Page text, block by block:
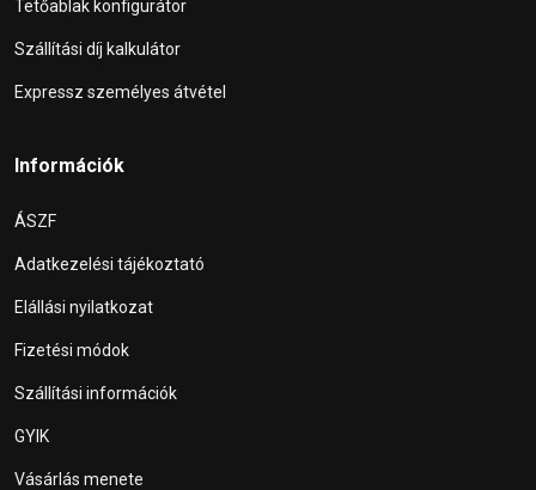
Tetőablak konfigurátor
Szállítási díj kalkulátor
Expressz személyes átvétel
Információk
ÁSZF
Adatkezelési tájékoztató
Elállási nyilatkozat
Fizetési módok
Szállítási információk
GYIK
Vásárlás menete